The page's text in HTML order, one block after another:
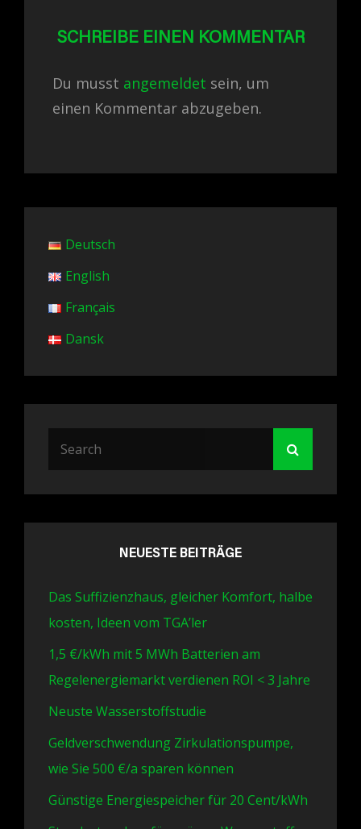
SCHREIBE EINEN KOMMENTAR
Du musst angemeldet sein, um
einen Kommentar abzugeben.
Deutsch
English
Français
Dansk
NEUESTE BEITRÄGE
Das Suffizienzhaus, gleicher Komfort, halbe
kosten, Ideen vom TGA’ler
1,5 €/kWh mit 5 MWh Batterien am
Regelenergiemarkt verdienen ROI < 3 Jahre
Neuste Wasserstoffstudie
Geldverschwendung Zirkulationspumpe,
wie Sie 500 €/a sparen können
Günstige Energiespeicher für 20 Cent/kWh